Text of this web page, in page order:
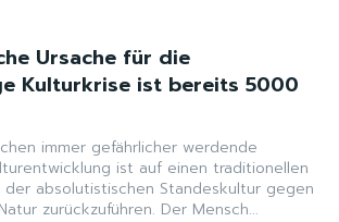
Ursache für die
Kulturkrise ist bereits 5000
immer gefährlicher werdende
ist auf einen traditionellen
der absolutistischen Standeskultur gegen
die menschliche Natur zurückzuführen. Der Mensch...